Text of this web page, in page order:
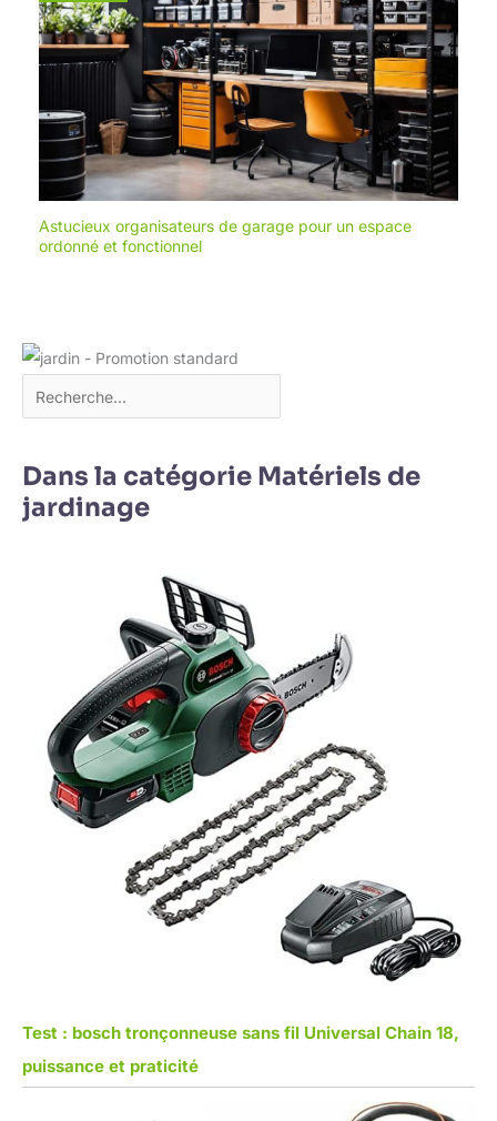
Astucieux organisateurs de garage pour un espace
ordonné et fonctionnel
Dans la catégorie Matériels de
jardinage
Test : bosch tronçonneuse sans fil Universal Chain 18,
puissance et praticité